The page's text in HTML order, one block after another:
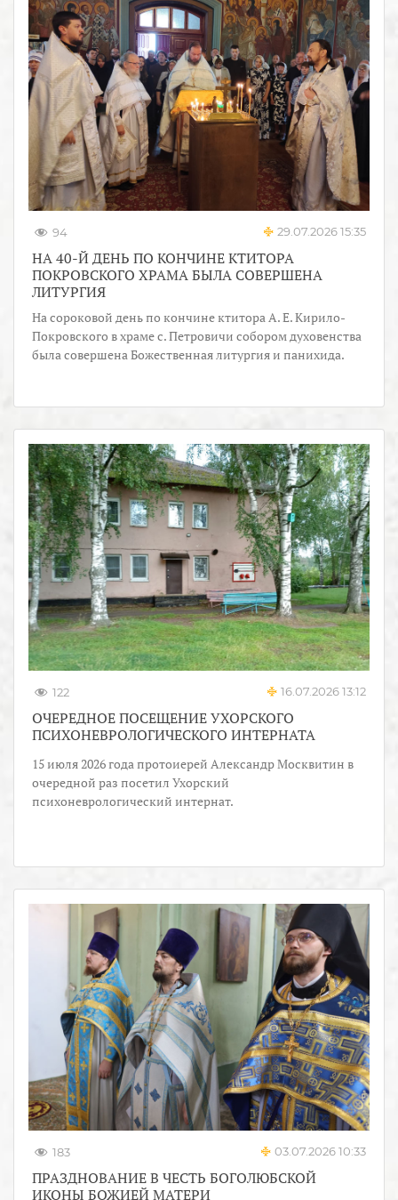
94 29.07.2026 15:35
НА 40-Й ДЕНЬ ПО КОНЧИНЕ КТИТОРА
ПОКРОВСКОГО ХРАМА БЫЛА СОВЕРШЕНА
ЛИТУРГИЯ
На сороковой день по кончине ктитора А. Е. Кирило-
Покровского в храме с. Петровичи собором духовенства
была совершена Божественная литургия и панихида.
122 16.07.2026 13:12
ОЧЕРЕДНОЕ ПОСЕЩЕНИЕ УХОРСКОГО
ПСИХОНЕВРОЛОГИЧЕСКОГО ИНТЕРНАТА
15 июля 2026 года протоиерей Александр Москвитин в
очередной раз посетил Ухорский
психоневрологический интернат.
183 03.07.2026 10:33
ПРАЗДНОВАНИЕ В ЧЕСТЬ БОГОЛЮБСКОЙ
ИКОНЫ БОЖИЕЙ МАТЕРИ